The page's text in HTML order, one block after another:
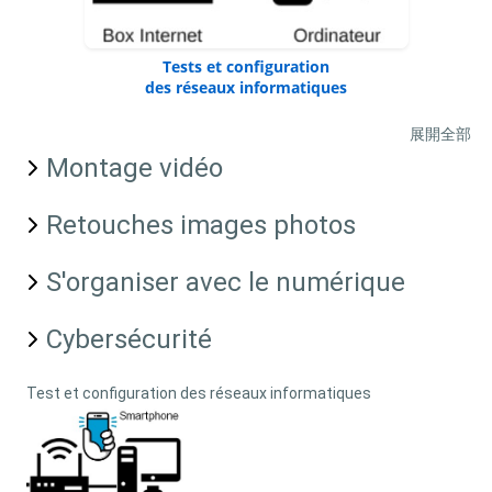
Tests et configuration
des réseaux informatiques
展開全部
Montage vidéo
Retouches images photos
S'organiser avec le numérique
Cybersécurité
Test et configuration des réseaux informatiques